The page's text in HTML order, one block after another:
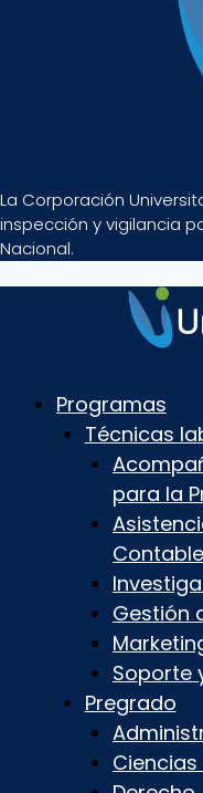
La Corporación
inspección y vigilancia
Nacional.
Programas
Técnicas
para la
Contable
Gestión
Soporte
Pregrado